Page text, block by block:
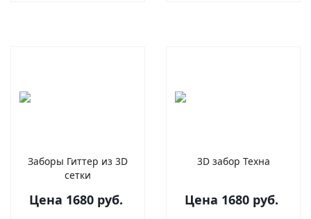
Заборы Гиттер из 3D
сетки
Цена 1680 руб.
3D забор Техна
Цена 1680 руб.